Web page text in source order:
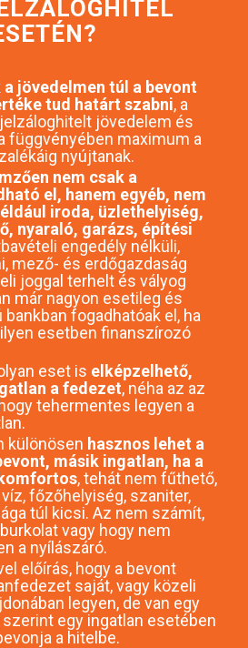
jövedelmen túl a bevont
tud határt szabni, a
jövedelem és
függvényében maximum a
nyújtanak.
nem csak a
el, hanem egyéb, nem
iroda, üzlethelyiség,
nyaraló, garázs, építési
engedély nélküli,
mező- és erdőgazdaság
joggal terhelt és vályog
már nagyon esetileg és
fogadhatóak el, ha
esetben finanszírozó
eset is elképzelhető,
a fedezet, néha az az
tehermentes legyen a
különösen hasznos lehet a
másik ingatlan, ha a
, tehát nem fűthető,
főzőhelyiség, szaniter,
túl kicsi. Az nem számít,
vagy hogy nem
a nyílászáró.
előírás, hogy a bevont
saját, vagy közeli
legyen, de van egy
szerint egy ingatlan esetében
a hitelbe.